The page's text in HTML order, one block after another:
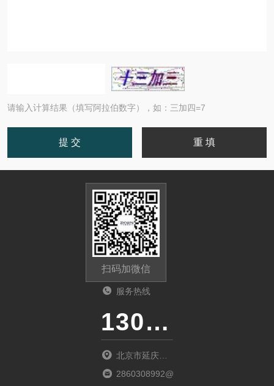
请输入计算结果（填写阿拉伯数字），如：三加四=7
扫码加微信
服务热线
13011285763
北京市延庆区
中关村延庆园
2860308992@qq.com